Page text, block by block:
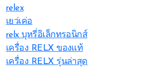
relex
เยว่เค่อ
relx บุหรี่อิเล็กทรอนิกส์
เครื่อง RELX ของแท้
เครื่อง RELX รุ่นล่าสุด